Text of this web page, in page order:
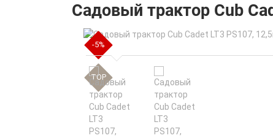
Садовый трактор Cub
-5%
TOP